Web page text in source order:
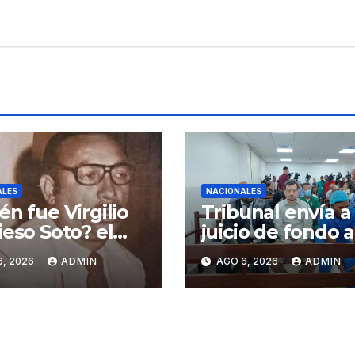
fue Virgilio
Soto? el
del
2026 ADMIN
NACIONALES
Tribunal envía a
juicio de fondo a
Jean Andrés
Pumarol y tres
meses de
AGO 6, 2026 ADMIN